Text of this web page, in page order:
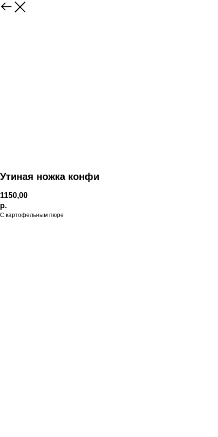
Утиная ножка конфи
1150,00
р.
С картофельным пюре